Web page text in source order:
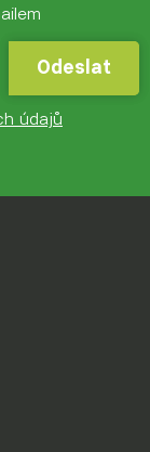
Odeslat
Odeslat
údajů